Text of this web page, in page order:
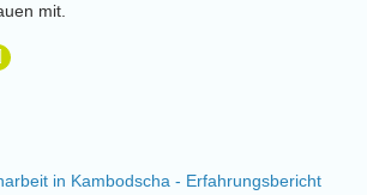
mit.
in Kambodscha - Erfahrungsbericht